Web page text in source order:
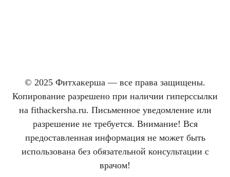
© 2025 Фитхакерша — все права защищены.
Копирование разрешено при наличии гиперссылки
на fithackersha.ru. Письменное уведомление или
разрешение не требуется. Внимание! Вся
предоставленная информация не может быть
использована без обязательной консультации с
врачом!